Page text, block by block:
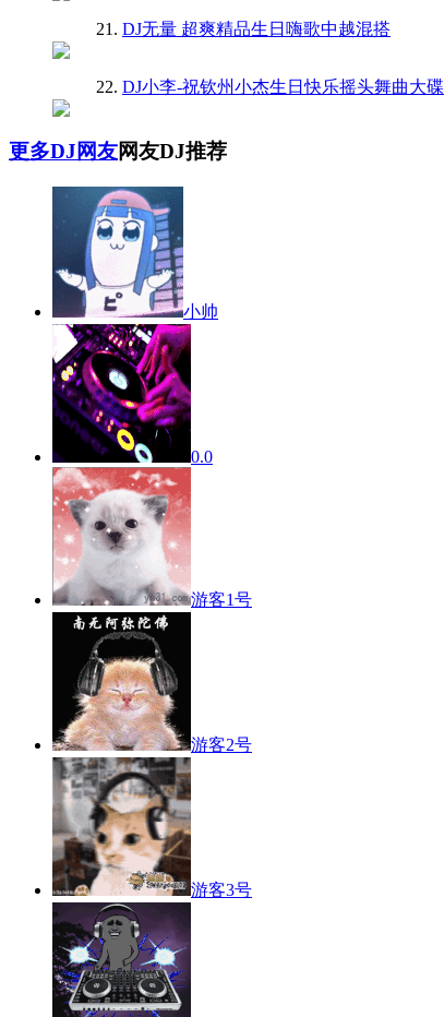
21. DJ无量 超爽精品生日嗨歌中越混搭
22. DJ小李-祝钦州小杰生日快乐摇头舞曲大碟
更多DJ网友网友DJ推荐
小帅
0.0
游客1号
游客2号
游客3号